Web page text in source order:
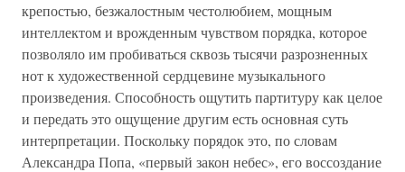
крепостью, безжалостным честолюбием, мощным
интеллектом и врожденным чувством порядка, которое
позволяло им пробиваться сквозь тысячи разрозненных
нот к художественной сердцевине музыкального
произведения. Способность ощутить партитуру как целое
и передать это ощущение другим есть основная суть
интерпретации. Поскольку порядок это, по словам
Александра Попа, «первый закон небес», его воссоздание